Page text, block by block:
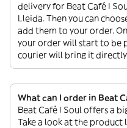
delivery for Beat Café I
Lleida. Then you can
add them to your order.
your order will start to be
courier will bring it
What can I order in Beat
Beat Café I Soul offers a
Take a look at the product